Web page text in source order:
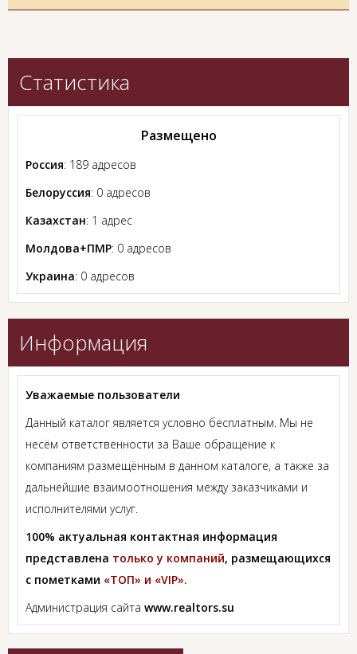
Статистика
Размещено
Россия: 189 адресов
Белоруссия: 0 адресов
Казахстан: 1 адрес
Молдова+ПМР: 0 адресов
Украина: 0 адресов
Информация
Уважаемые пользователи
Данный каталог является условно бесплатным. Мы не
несём ответственности за Ваше обращение к
компаниям размещённым в данном каталоге, а также за
дальнейшие взаимоотношения между заказчиками и
исполнителями услуг.
100% актуальная контактная информация
представлена только у компаний, размещающихся
с пометками «ТОП» и «VIP».
Администрация сайта www.realtors.su